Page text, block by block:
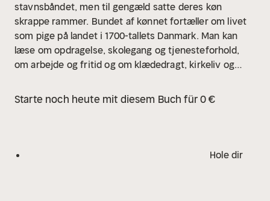
stavnsbåndet, men til gengæld satte deres køn
skrappe rammer. Bundet af kønnet fortæller om livet
som pige på landet i 1700-tallets Danmark. Man kan
læse om opdragelse, skolegang og tjenesteforhold,
om arbejde og fritid og om klædedragt, kirkeliv og
hele landet rundt, og vi møder både malkepiger,
Starte noch heute mit diesem Buch für 0 €
Hole dir